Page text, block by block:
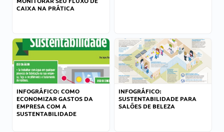
CAIXA NA PRÁTICA
INFOGRÁFICO: COMO
ECONOMIZAR GASTOS DA
EMPRESA COM A
SUSTENTABILIDADE
INFOGRÁFICO:
SUSTENTABILIDADE PARA
SALÕES DE BELEZA